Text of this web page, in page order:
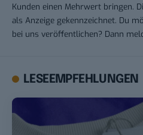
Kunden einen Mehrwert bringen.
als Anzeige gekennzeichnet. Du
bei uns veröffentlichen? Dann
LESEEMPFEHLUNGEN